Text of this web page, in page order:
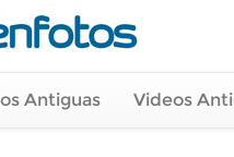
Antiguas Videos